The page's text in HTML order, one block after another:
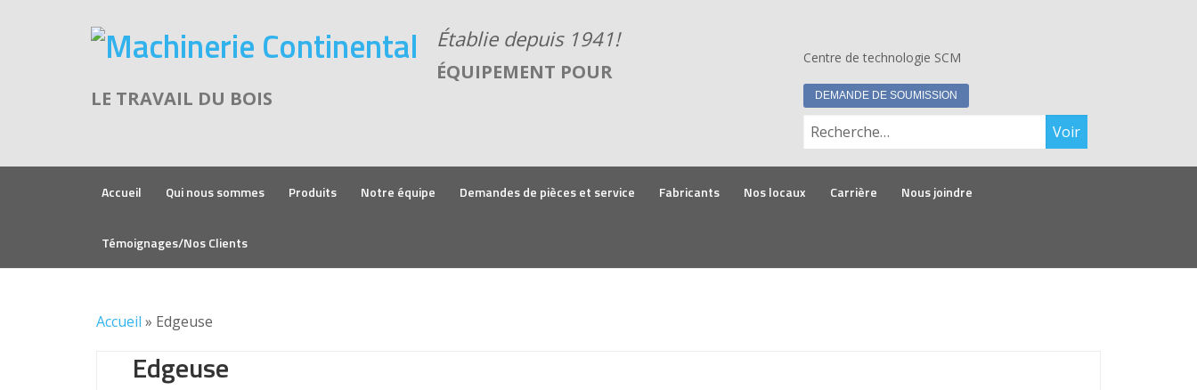
ÉQUIPEMENT POUR
LE TRAVAIL DU BOIS
Centre de technologie SCM
DEMANDE DE SOUMISSION
Accueil Qui nous sommes Produits Notre équipe Demandes de pièces et service Fabricants Nos locaux Carrière Nous joindre
Témoignages/Nos Clients
Accueil » Edgeuse
Edgeuse